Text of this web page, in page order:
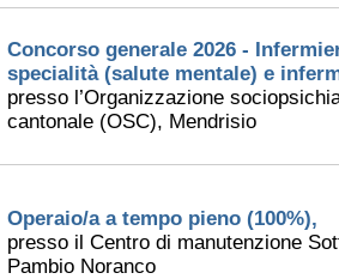
Concorso generale 2026 -
specialità (salute mentale) e
presso l’Organizzazione
cantonale (OSC), Mendrisio
Operaio/a a tempo pieno (100%),
presso il Centro di manutenzione
Pambio Noranco